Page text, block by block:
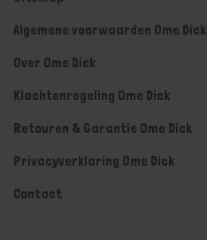
Algemene voorwaarden Ome Dick
Over Ome Dick
Klachtenregeling Ome Dick
Retouren & Garantie Ome Dick
Privacyverklaring Ome Dick
Contact